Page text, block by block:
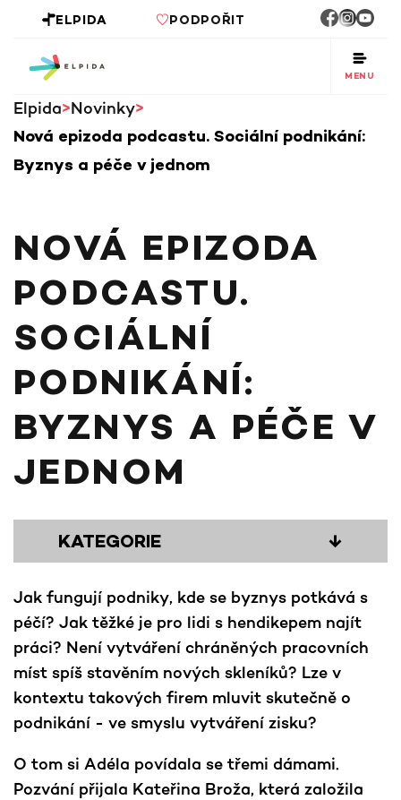
ELPIDA PODPOŘIT
MENU
Elpida Novinky
Nová epizoda podcastu. Sociální podnikání:
Byznys a péče v jednom
NOVÁ EPIZODA
PODCASTU.
SOCIÁLNÍ
PODNIKÁNÍ:
BYZNYS A PÉČE V
JEDNOM
Jak fungují podniky, kde se byznys potkává s
péčí? Jak těžké je pro lidi s hendikepem najít
práci? Není vytváření chráněných pracovních
míst spíš stavěním nových skleníků? Lze v
kontextu takových firem mluvit skutečně o
podnikání - ve smyslu vytváření zisku?
O tom si Adéla povídala se třemi dámami.
Pozvání přijala Kateřina Broža, která založila
KATEGORIE ↓